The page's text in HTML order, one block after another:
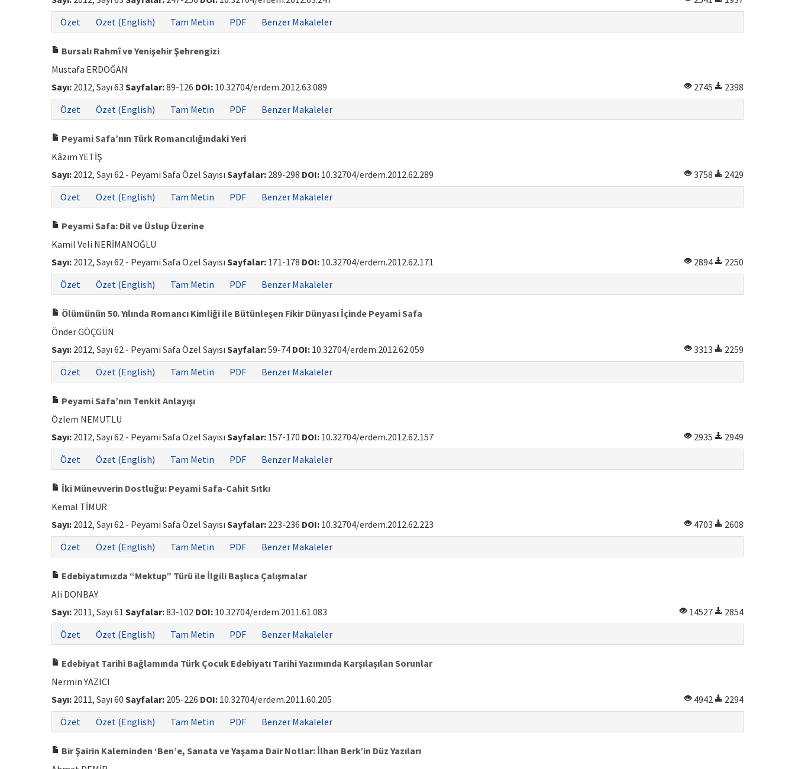
Özet
Özet (English) Tam Metin PDF Benzer Makaleler
Bursalı Rahmî ve Yenişehir Şehrengizi
Mustafa ERDOĞAN
Sayı: 2012, Sayı 63 Sayfalar:89-126 DOI: 10.32704/erdem.2012.63.089 2745
2398
Özet
Özet (English) Tam Metin PDF Benzer Makaleler
Peyami Safa’nın Türk Romancılığındaki Yeri
Kâzım YETİŞ
Sayı: 2012, Sayı 62 - Peyami Safa Özel Sayısı Sayfalar: 289-298 DOI: 10.32704/erdem.2012.62.289 3758
2429
Özet
Özet (English) Tam Metin PDF Benzer Makaleler
Peyami Safa: Dil ve Üslup Üzerine
Kamil Veli NERİMANOĞLU
Sayı: 2012, Sayı 62 - Peyami Safa Özel Sayısı Sayfalar: 171-178 DOI: 10.32704/erdem.2012.62.171 2894
2250
Özet
Özet (English) Tam Metin PDF Benzer Makaleler
Ölümünün 50. Yılında Romancı Kimliği ile Bütünleşen Fikir Dünyası İçinde Peyami Safa
Önder GÖÇGÜN
Sayı: 2012, Sayı 62 - Peyami Safa Özel Sayısı Sayfalar:59-74 DOI: 10.32704/erdem.2012.62.059 3313
2259
Özet
Özet (English) Tam Metin PDF Benzer Makaleler
Peyami Safa’nın Tenkit Anlayışı
Özlem NEMUTLU
Sayı: 2012, Sayı 62 - Peyami Safa Özel Sayısı Sayfalar: 157-170 DOI: 10.32704/erdem.2012.62.157 2935
2949
Özet
Özet (English) Tam Metin PDF Benzer Makaleler
İki Münevverin Dostluğu: Peyami Safa-Cahit Sıtkı
Kemal TİMUR
Sayı: 2012, Sayı 62 - Peyami Safa Özel Sayısı Sayfalar: 223-236 DOI: 10.32704/erdem.2012.62.223 4703
2608
Özet
Özet (English) Tam Metin PDF Benzer Makaleler
Edebiyatımızda “Mektup” Türü ile İlgili Başlıca Çalışmalar
Ali DONBAY
Sayı: 2011, Sayı 61 Sayfalar:83-102 DOI: 10.32704/erdem.2011.61.083 14527
2854
Özet
Özet (English) Tam Metin PDF Benzer Makaleler
Edebiyat Tarihi Bağlamında Türk Çocuk Edebiyatı Tarihi Yazımında Karşılaşılan Sorunlar
Nermin YAZICI
Sayı: 2011, Sayı 60 Sayfalar: 205-226 DOI: 10.32704/erdem.2011.60.205 4942
2294
Özet
Özet (English) Tam Metin PDF Benzer Makaleler
Bir Şairin Kaleminden ‘Ben’e, Sanata ve Yaşama Dair Notlar: İlhan Berk’in Düz Yazıları